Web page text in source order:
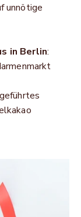
unnötige
in Berlin: